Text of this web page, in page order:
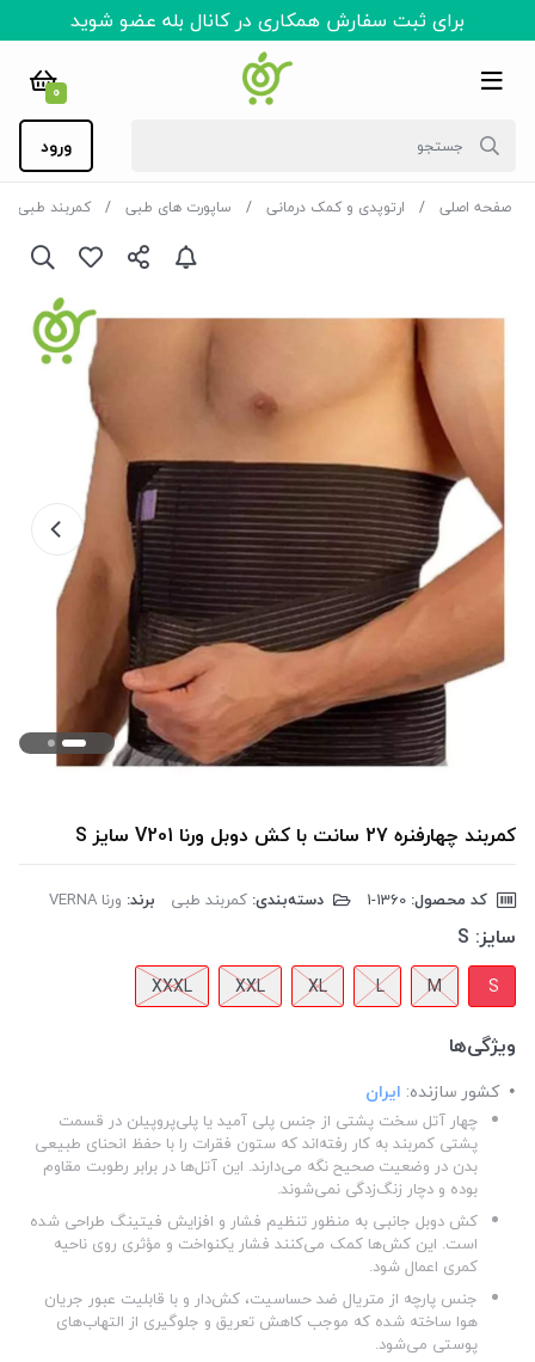
برای ثبت سفارش همکاری در کانال بله عضو شوید
0
ورود
صفحه اصلی ارتوپدی و کمک درمانی ساپورت های طبی کمربند طبی
کمربند چهارفنره 27 سانت با کش دوبل ورنا V201 سایز S
کد محصول: دسته‌بندی: کمربند طبی برند: ورنا VERNA
سایز: S
S
M
L
XL
XXL
XXXL
ویژگی‌ها
کشور سازنده: ایران
چهار آتل سخت پشتی از جنس پلی آمید یا پلی‌پروپیلن در قسمت
پشتی کمربند به کار رفته‌اند که ستون فقرات را با حفظ انحنای طبیعی
بدن در وضعیت صحیح نگه می‌دارند. این آتل‌ها در برابر رطوبت مقاوم
بوده و دچار زنگ‌زدگی نمی‌شوند.
کش دوبل جانبی به منظور تنظیم فشار و افزایش فیتینگ طراحی شده
است. این کش‌ها کمک می‌کنند فشار یکنواخت و مؤثری روی ناحیه
کمری اعمال شود.
جنس پارچه از متریال ضد حساسیت، کش‌دار و با قابلیت عبور جریان
هوا ساخته شده که موجب کاهش تعریق و جلوگیری از التهاب‌های
پوستی می‌شود.